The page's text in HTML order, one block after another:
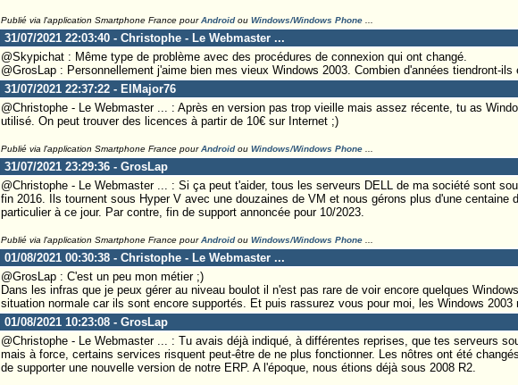
Publié via l'application Smartphone France pourAndroidou Windows/Windows Phone...
31/07/2021 22:03:40 - Christophe - Le Webmaster ...
@Skypichat : Même type de problème avec des procédures de connexion qui ont changé.
@GrosLap : Personnellement j'aime bien mes vieux Windows 2003. Combien d'années tiendront-ils
31/07/2021 22:37:22 - ElMajor76
@Christophe - Le Webmaster ... : Après en version pas trop vieille mais assez récente, tu as
utilisé. On peut trouver des licences à partir de 10€ sur Internet ;)
Publié via l'application Smartphone France pourAndroidou Windows/Windows Phone...
31/07/2021 23:29:36 - GrosLap
@Christophe - Le Webmaster ... : Si ça peut t'aider, tous les serveurs DELL de ma société sont
fin 2016. Ils tournent sous Hyper V avec une douzaines de VM et nous gérons plus d'une centaine
particulier à ce jour. Par contre, fin de support annoncée pour 10/2023.
Publié via l'application Smartphone France pourAndroidou Windows/Windows Phone...
01/08/2021 00:30:38 - Christophe - Le Webmaster ...
@GrosLap : C'est un peu mon métier ;)
Dans les infras que je peux gérer au niveau boulot il n'est pas rare de voir encore quelques
situation normale car ils sont encore supportés. Et puis rassurez vous pour moi, les Windows 2003
01/08/2021 10:23:08 - GrosLap
@Christophe - Le Webmaster ... : Tu avais déjà indiqué, à différentes reprises, que tes serveurs
mais à force, certains services risquent peut-être de ne plus fonctionner. Les nôtres ont été
de supporter une nouvelle version de notre ERP. A l'époque, nous étions déjà sous 2008 R2.